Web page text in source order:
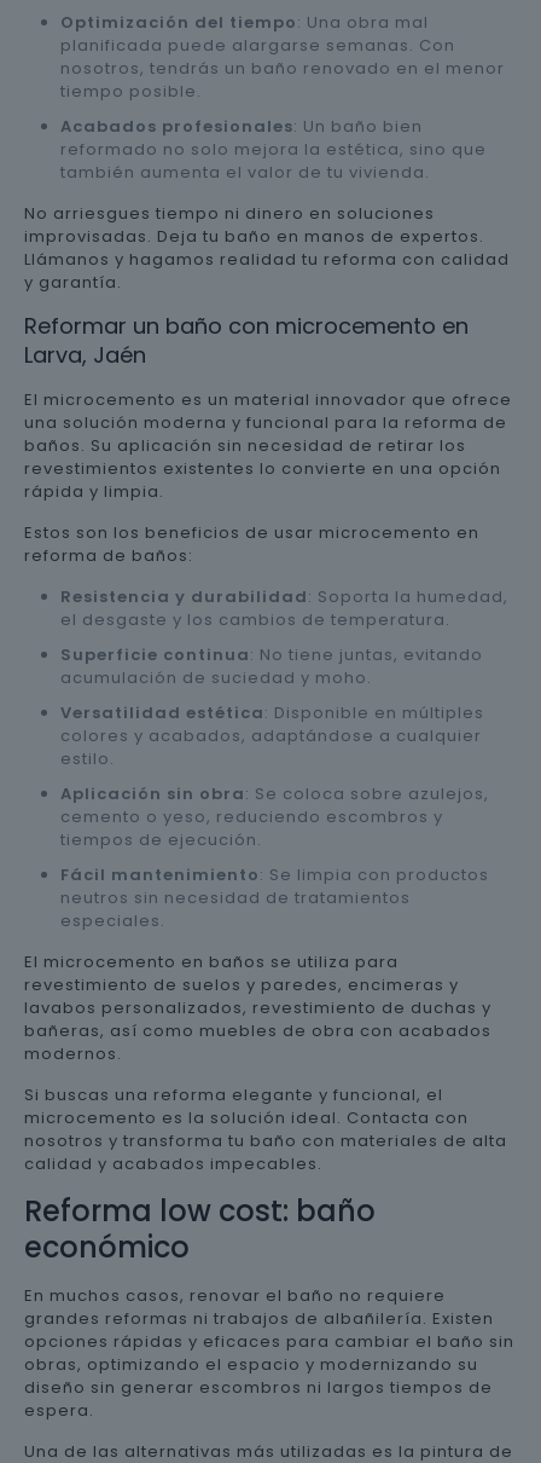
Optimización del tiempo: Una obra mal
planificada puede alargarse semanas. Con
nosotros, tendrás un baño renovado en el menor
tiempo posible.
Acabados profesionales: Un baño bien
reformado no solo mejora la estética, sino que
también aumenta el valor de tu vivienda.
No arriesgues tiempo ni dinero en soluciones
improvisadas. Deja tu baño en manos de expertos.
Llámanos y hagamos realidad tu reforma con calidad
y garantía.
Reformar un baño con microcemento en
Larva, Jaén
El microcemento es un material innovador que ofrece
una solución moderna y funcional para la reforma de
baños. Su aplicación sin necesidad de retirar los
revestimientos existentes lo convierte en una opción
rápida y limpia.
Estos son los beneficios de usar microcemento en
reforma de baños:
Resistencia y durabilidad: Soporta la humedad,
el desgaste y los cambios de temperatura.
Superficie continua: No tiene juntas, evitando
acumulación de suciedad y moho.
Versatilidad estética: Disponible en múltiples
colores y acabados, adaptándose a cualquier
estilo.
Aplicación sin obra: Se coloca sobre azulejos,
cemento o yeso, reduciendo escombros y
tiempos de ejecución.
Fácil mantenimiento: Se limpia con productos
neutros sin necesidad de tratamientos
especiales.
El microcemento en baños se utiliza para
revestimiento de suelos y paredes, encimeras y
lavabos personalizados, revestimiento de duchas y
bañeras, así como muebles de obra con acabados
modernos.
Si buscas una reforma elegante y funcional, el
microcemento es la solución ideal. Contacta con
nosotros y transforma tu baño con materiales de alta
calidad y acabados impecables.
Reforma low cost: baño
económico
En muchos casos, renovar el baño no requiere
grandes reformas ni trabajos de albañilería. Existen
opciones rápidas y eficaces para cambiar el baño sin
obras, optimizando el espacio y modernizando su
diseño sin generar escombros ni largos tiempos de
espera.
Una de las alternativas más utilizadas es la pintura de